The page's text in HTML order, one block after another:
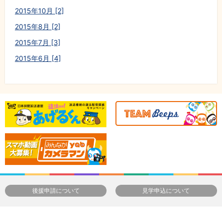
2015年10月 [2]
2015年8月 [2]
2015年7月 [3]
2015年6月 [4]
後援申請について 見学申込について